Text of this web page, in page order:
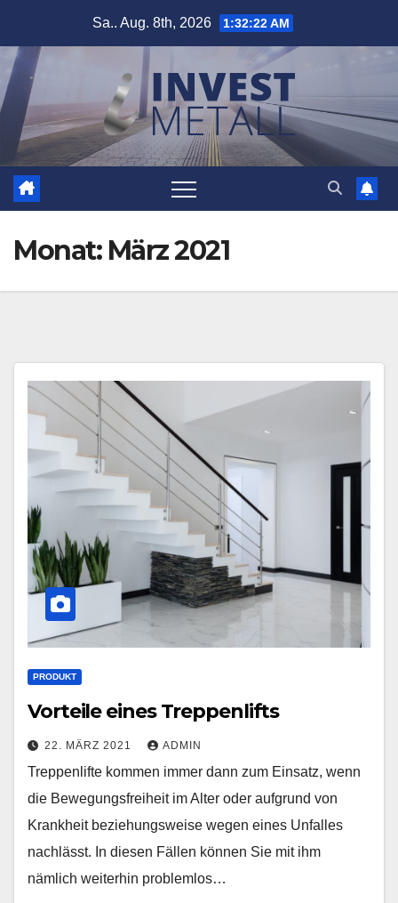
springen
Sa.. Aug. 8th, 2026 1:32:22 AM
Monat: März 2021
PRODUKT
Vorteile eines Treppenlifts
22. MÄRZ 2021 ADMIN
Treppenlifte kommen immer dann zum Einsatz, wenn
die Bewegungsfreiheit im Alter oder aufgrund von
Krankheit beziehungsweise wegen eines Unfalles
nachlässt. In diesen Fällen können Sie mit ihm
nämlich weiterhin problemlos…